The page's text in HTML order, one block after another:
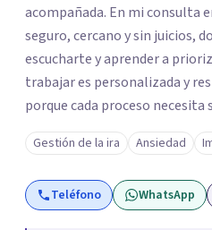
acompañada. En mi consulta encontrarás un espacio
seguro, cercano y sin juicios,
escucharte y aprender a
trabajar es personalizada y
porque cada proceso necesita
objetivo es ayudarte a
la relación contigo y avanzar
tranquila, equilibrada y coherente
llegado hasta aquí, tal vez sea
Gestión de la ira Ansiedad
Teléfono WhatsApp